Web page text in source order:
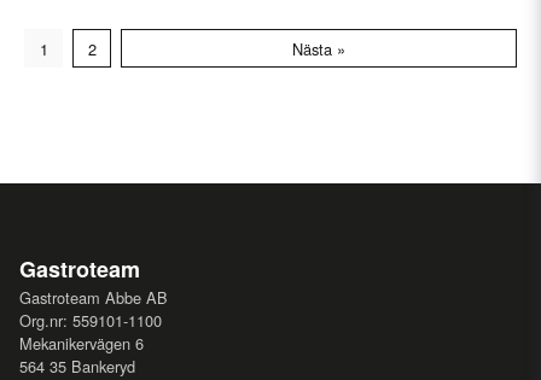
1 2 Nästa »
Gastroteam
Gastroteam Abbe AB
Org.nr: 559101-1100
Mekanikervägen 6
564 35 Bankeryd